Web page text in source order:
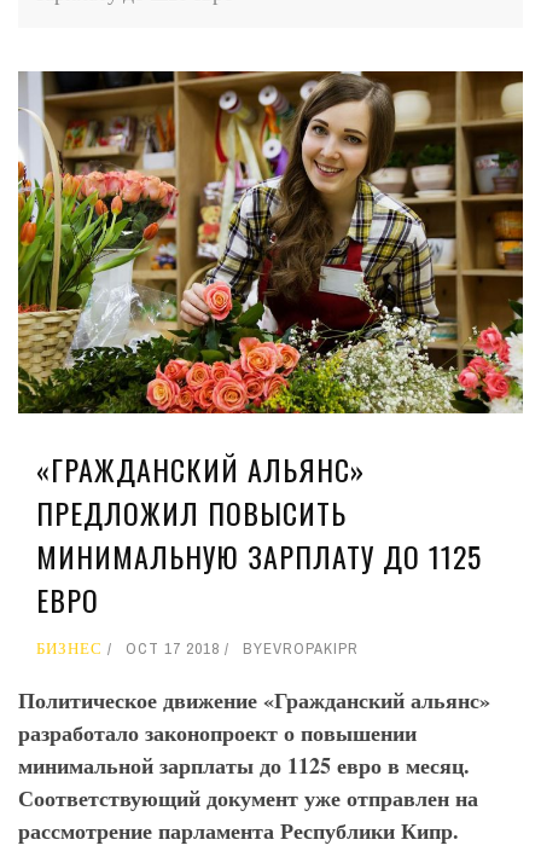
«ГРАЖДАНСКИЙ АЛЬЯНС»
ПРЕДЛОЖИЛ ПОВЫСИТЬ
МИНИМАЛЬНУЮ ЗАРПЛАТУ ДО 1125
ЕВРО
БИЗНЕС OCT 17 2018 BYEVROPAKIPR
Политическое движение «Гражданский альянс»
разработало законопроект о повышении
минимальной зарплаты до 1125 евро в месяц.
Соответствующий документ уже отправлен на
рассмотрение парламента Республики Кипр.